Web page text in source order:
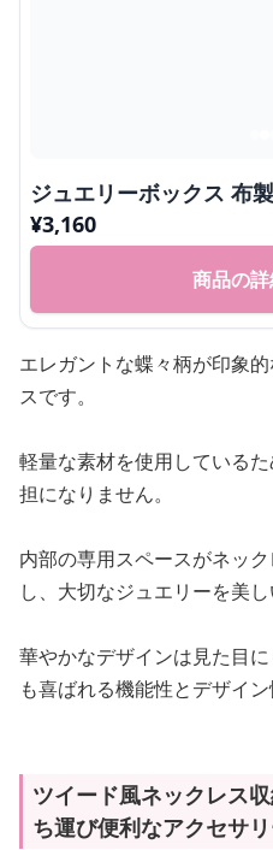
ジュ
¥3,160
商品の
エレガントな蝶々柄が印象
スです。
軽量な素材を使用している
担になりません。
内部の専用スペースがネッ
し、大切なジュエリーを美
華やかなデザインは見た目
も喜ばれる機能性とデザイ
ツイード風ネックレス
ち運び便利なアクセサ